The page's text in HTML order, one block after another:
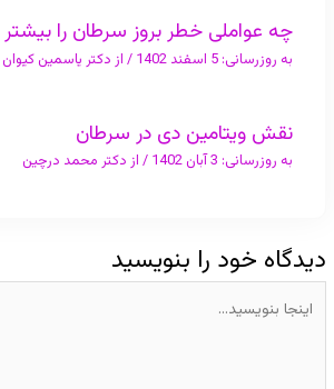
چه عواملی خطر بروز سرطان را
به روزرسانی: 5 اسفند 1402 / از دکتر یاسمین کیوان
نقش ویتامین دی در سرطان
به روزرسانی: / از دکتر محمد درچین
دیدگاه‌ خود را بنویسید